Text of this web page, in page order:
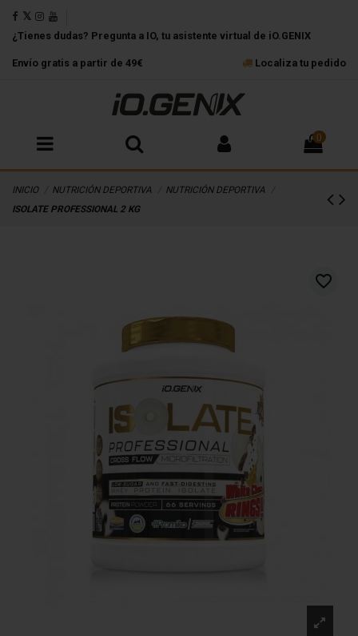
¿Tienes dudas? Pregunta a IO, tu asistente virtual de iO.GENIX
Envío gratis a partir de 49€ Localiza tu pedido
0
INICIO NUTRICIÓN DEPORTIVA
NUTRICIÓN DEPORTIVA
ISOLATE PROFESSIONAL 2 KG
favorite_border